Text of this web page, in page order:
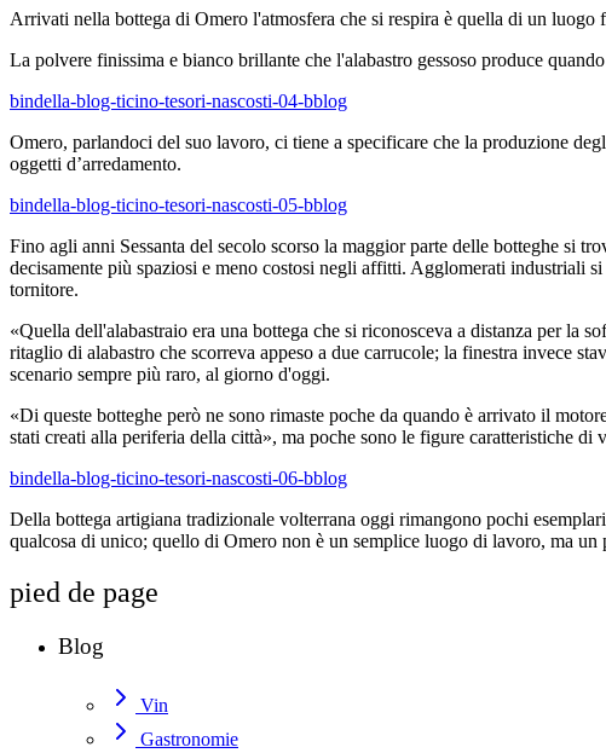
Arrivati nella bottega di Omero l'atmosfera che si respira è quella di un luogo
La polvere finissima e bianco brillante che l'alabastro gessoso produce
bindella-blog-ticino-tesori-nascosti-04-bblog
Omero, parlandoci del suo lavoro, ci tiene a specificare che la produzione
oggetti d’arredamento.
bindella-blog-ticino-tesori-nascosti-05-bblog
Fino agli anni Sessanta del secolo scorso la maggior parte delle botteghe si
decisamente più spaziosi e meno costosi negli affitti. Agglomerati industriali
tornitore.
«Quella dell'alabastraio era una bottega che si riconosceva a distanza per la
ritaglio di alabastro che scorreva appeso a due carrucole; la finestra invece
scenario sempre più raro, al giorno d'oggi.
«Di queste botteghe però ne sono rimaste poche da quando è arrivato il
stati creati alla periferia della città», ma poche sono le figure caratteristiche di
bindella-blog-ticino-tesori-nascosti-06-bblog
Della bottega artigiana tradizionale volterrana oggi rimangono pochi
qualcosa di unico; quello di Omero non è un semplice luogo di lavoro, ma un
pied de page
Blog
Vin
Gastronomie